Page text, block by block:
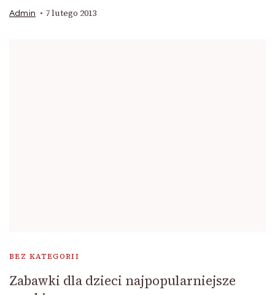
Admin 7 lutego 2013
BEZ KATEGORII
Zabawki dla dzieci najpopularniejsze